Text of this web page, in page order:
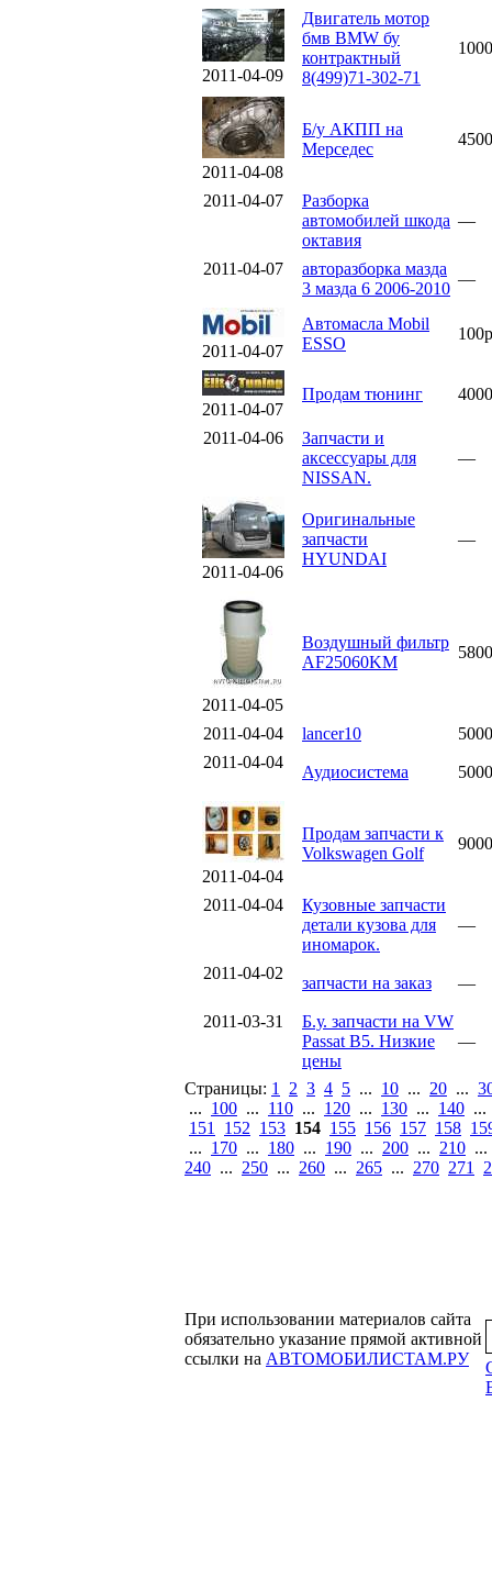
2011-04-09
Двигатель мотор
бмв BMW бу
контрактный
8(499)71-302-71
2011-04-08
Б/у AКПП на
Мерседес
2011-04-07
Разборка
автомобилей шкода
октавия
—
2011-04-07
авторазборка мазда
3 мазда 6 2006-2010
—
2011-04-07
Автомасла Mobil
ESSO
100р
2011-04-07
Продам тюнинг
2011-04-06
Запчасти и
аксессуары для
NISSAN.
—
2011-04-06
Оригинальные
запчасти
HYUNDAI
—
2011-04-05
Воздушный фильтр
AF25060KM
2011-04-04 lancer10
2011-04-04
Аудиосистема
2011-04-04
Продам запчасти к
Volkswagen Golf
2011-04-04
Кузовные запчасти
детали кузова для
иномарок.
—
2011-04-02
запчасти на заказ —
2011-03-31
Б.у. запчасти на VW
Passat B5. Низкие
цены
—
Страницы: 1 2 3 4 5 ... 10 ... 20 ...
... 100 ... 110 ... 120 ... 130 ... 140
151
152 153 154 155 156 157 158
... 170 ... 180 ... 190 ... 200 ... 210
240 ... 250 ... 260 ... 265 ... 270 271
При использовании материалов сайта
обязательно указание прямой активной
ссылки на АВТОМОБИЛИСТАМ.РУ